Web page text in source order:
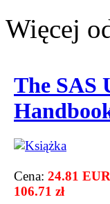
Więcej
The SAS
Cena: 24.81 EUR
106.71 zł